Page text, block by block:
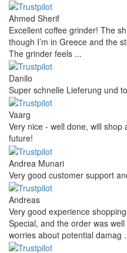
Ahmed Sherif
Excellent coffee grinder! The
though I’m in Greece and the
The grinder feels ...
Danilo
Super schnelle Lieferung und
Vaarg
Very nice - well done, will
future!
Andrea Munari
Very good customer support
Andreas
Very good experience
Special, and the order was
worries about potential damag